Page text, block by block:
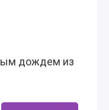
дождем из